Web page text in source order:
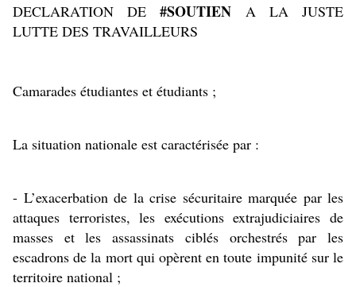
DECLARATION DE #SOUTIEN A LA JUSTE
LUTTE DES TRAVAILLEURS
Camarades étudiantes et étudiants ;
La situation nationale est caractérisée par :
- L’exacerbation de la crise sécuritaire marquée par les
attaques terroristes, les exécutions extrajudiciaires de
masses et les assassinats ciblés orchestrés par les
escadrons de la mort qui opèrent en toute impunité sur le
territoire national ;